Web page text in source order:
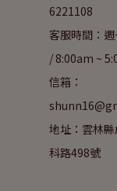
6221108
客服時間：
/ 8:00am ~
信箱：
地址：雲林
科路498號